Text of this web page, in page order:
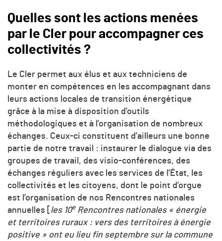
Quelles sont les actions menées
par le Cler pour accompagner ces
collectivités ?
Le Cler permet aux élus et aux techniciens de
monter en compétences en les accompagnant dans
leurs actions locales de transition énergétique
grâce à la mise à disposition d’outils
méthodologiques et à l’organisation de nombreux
échanges. Ceux-ci constituent d’ailleurs une bonne
partie de notre travail : instaurer le dialogue via des
groupes de travail, des visio-conférences, des
échanges réguliers avec les services de l’État, les
collectivités et les citoyens, dont le point d’orgue
est l’organisation de nos Rencontres nationales
annuelles [ les 10eRencontres nationales « énergie
et territoires ruraux : vers des territoires à énergie
positive » ont eu lieu fin septembre sur la commune